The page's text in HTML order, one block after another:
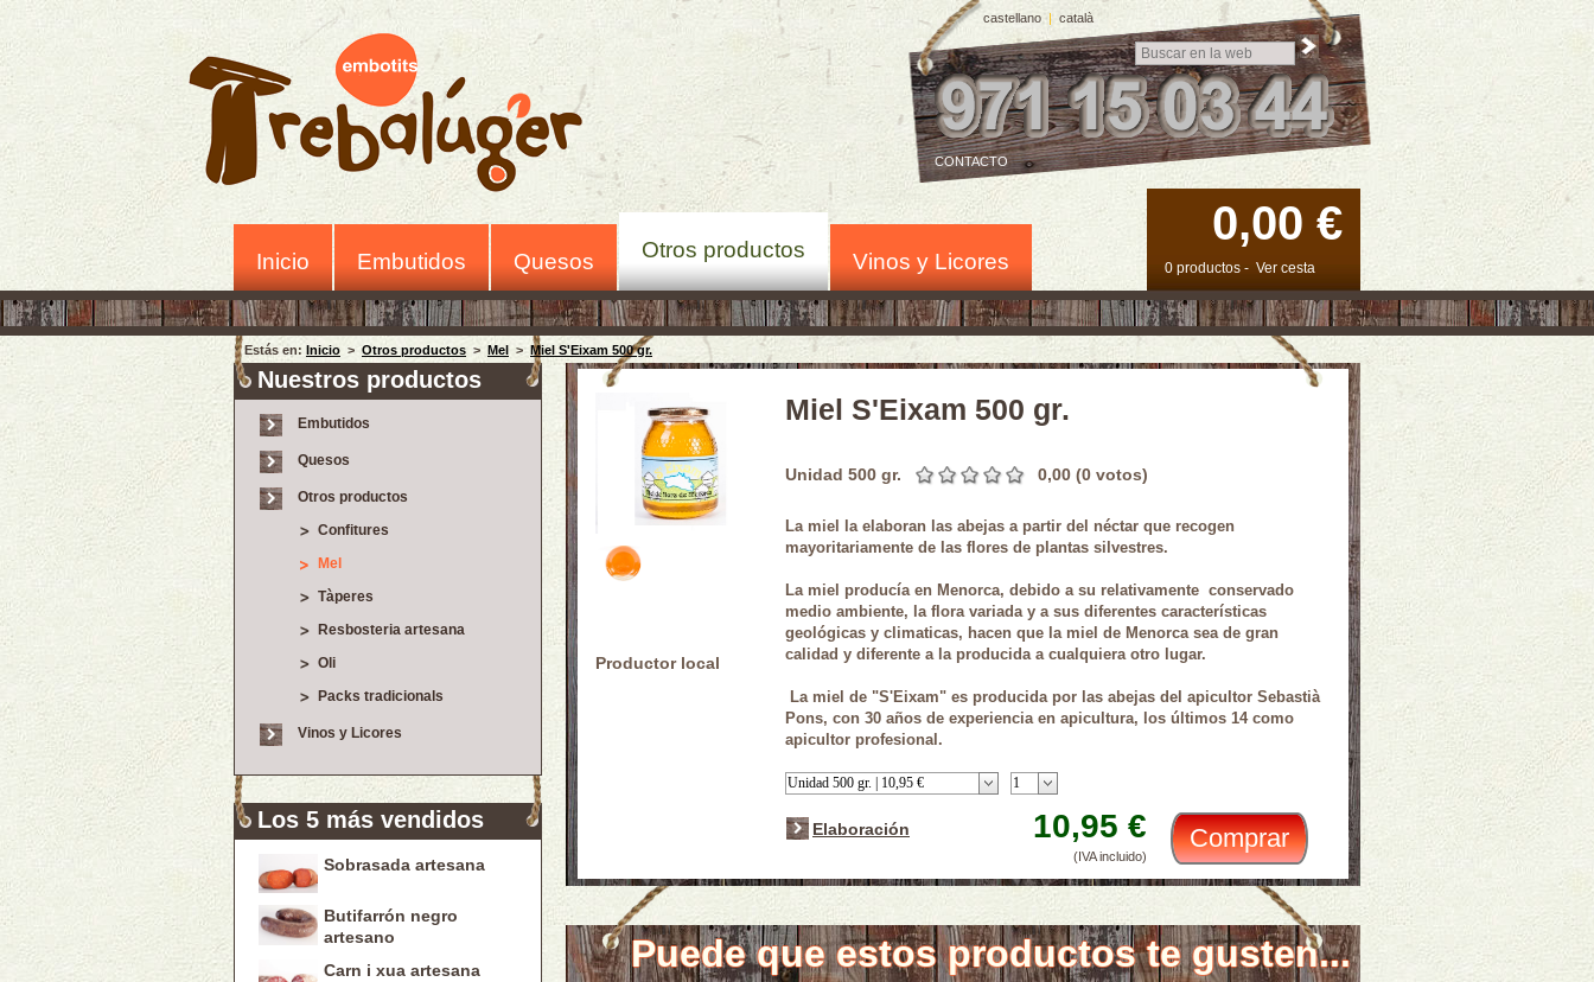
castellano | català
CONTACTO
Inicio Embutidos Quesos Otros productos Vinos y Licores
0,00 €
0 productos - Ver cesta
Estás en: Inicio > Otros productos > Mel > Miel S'Eixam 500 gr.
Nuestros productos
Embutidos
Quesos
Otros productos
Confitures
Mel
Tàperes
Resbosteria artesana
Oli
Packs tradicionals
Vinos y Licores
Los 5 más vendidos
Sobrasada artesana
Butifarrón negro
artesano
Carn i xua artesana
Productor local
Miel S'Eixam 500 gr.
Unidad 500 gr. 0,00 (0 votos)
La miel la elaboran las abejas a partir del néctar que recogen
mayoritariamente de las flores de plantas silvestres.
La miel producía en Menorca, debido a su relativamente conservado
medio ambiente, la flora variada y a sus diferentes características
geológicas y climaticas, hacen que la miel de Menorca sea de gran
calidad y diferente a la producida a cualquiera otro lugar.
La miel de "S'Eixam" es producida por las abejas del apicultor Sebastià
Pons, con 30 años de experiencia en apicultura, los últimos 14 como
apicultor profesional.
Elaboración 10,95 €
(IVA incluido)
Puede que estos productos te gusten...